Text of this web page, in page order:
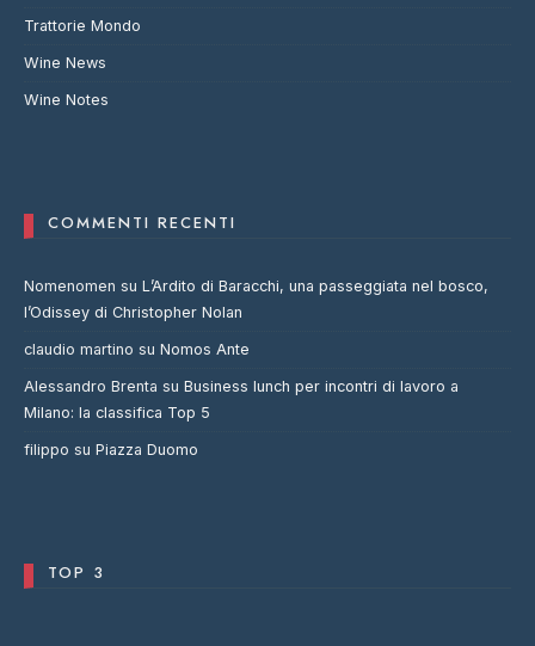
Trattorie Mondo
Wine News
Wine Notes
COMMENTI RECENTI
Nomenomen su L’Ardito di Baracchi, una passeggiata nel bosco,
l’Odissey di Christopher Nolan
claudio martino su Nomos Ante
Alessandro Brenta su Business lunch per incontri di lavoro a
Milano: la classifica Top 5
filippo su Piazza Duomo
TOP 3